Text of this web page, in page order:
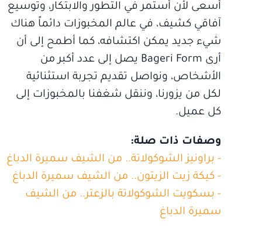
أسعى لأن أستمر في التطور والابتكار، وتوسيع
آفاقي كشيف، في عالم المخبوزات دائماً هناك
شيء جديد يمكن اكتشافه، كما أطمح إلى أن
أرى Bageri Form يصل إلى عدد أكبر من
الأشخاص، ونواصل تقديم تجربة استثنائية
لكل من يزورنا، وننقل شغفنا بالمخبوزات إلى
كل عميل.
وصفات ذات صلة:
- براونيز الشوكولاتة.. من الشيف سميرة الدباغ
- كيكة زيت الزيتون.. من الشيف سميرة الدباغ
- بسكويت الشوكولاتة بالزعتر.. من الشيف
سميرة الدباغ